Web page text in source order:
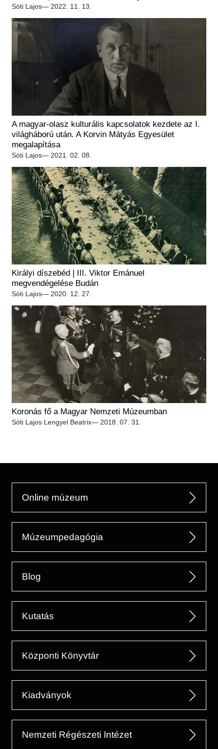
Régészet
Tagintézmények
Felnőttképzés
Képcsarnok
Történeti Fényképtár
Éremtár
Adattár
Központi Könyvtár
Sóti Lajos— 2022. 11. 13.
A magyar-olasz kulturális kapcsolatok kezdete az I.
világháború után. A Korvin Mátyás Egyesület
megalapítása
Sóti Lajos— 2021. 02. 08.
Királyi díszebéd | III. Viktor Emánuel
megvendégelése Budán
Sóti Lajos— 2020. 12. 27.
Koronás fő a Magyar Nemzeti Múzeumban
Sóti Lajos Lengyel Beatrix— 2018. 07. 31.
Online múzeum
Múzeumpedagógia
Blog
Kutatás
Központi Könyvtár
Kiadványok
Nemzeti Régészeti Intézet